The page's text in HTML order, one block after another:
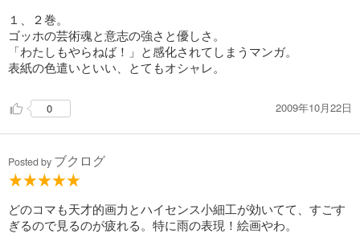
１、２巻。
ゴッホの芸術魂と意志の強さと優しさ。
「わたしもやらねば！」と感化されてしまうマンガ。
表紙の色遣いといい、とてもオシャレ。
0 2009年10月22日
Posted by ブクログ
どのコマも天才的画力とハイセンス小細工が効いてて、すごす
ぎるので見るのが疲れる。特に雨の表現！絵画やわ。